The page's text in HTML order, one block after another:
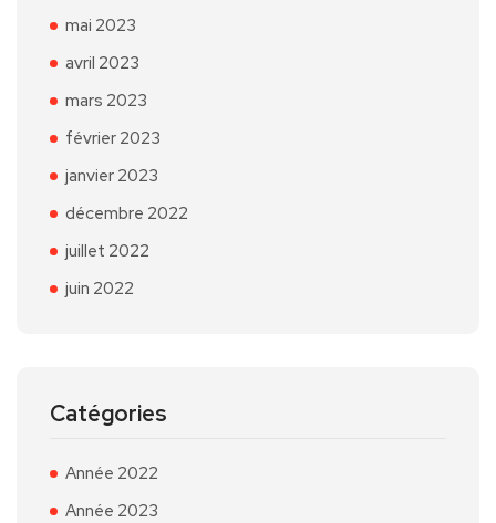
mai 2023
avril 2023
mars 2023
février 2023
janvier 2023
décembre 2022
juillet 2022
juin 2022
Catégories
Année 2022
Année 2023